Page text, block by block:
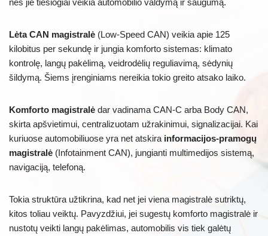
Lėta CAN magistralė (Low-Speed CAN) veikia apie 125
kilobitus per sekundę ir jungia komforto sistemas: klimato
kontrolę, langų pakėlimą, veidrodėlių reguliavimą, sėdynių
šildymą. Šiems įrenginiams nereikia tokio greito atsako laiko.
Komforto magistralė dar vadinama CAN-C arba Body CAN,
skirta apšvietimui, centralizuotam užrakinimui, signalizacijai. Kai
kuriuose automobiliuose yra net atskira informacijos-pramogų
magistralė (Infotainment CAN), jungianti multimedijos sistemą,
navigaciją, telefoną.
Tokia struktūra užtikrina, kad net jei viena magistralė sutriktų,
kitos toliau veiktų. Pavyzdžiui, jei sugestų komforto magistralė ir
nustotų veikti langų pakėlimas, automobilis vis tiek galėtų